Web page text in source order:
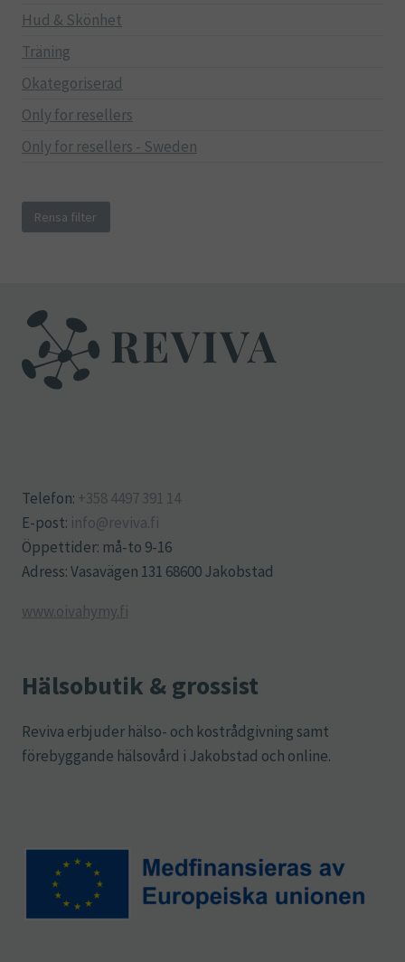
Hud & Skönhet
Träning
Okategoriserad
Only for resellers
Only for resellers - Sweden
Rensa filter
Telefon: +358 4497 391 14
E-post: info@reviva.fi
Öppettider: må-to 9-16
Adress: Vasavägen 131 68600 Jakobstad
www.oivahymy.fi
Hälsobutik & grossist
Reviva erbjuder hälso- och kostrådgivning samt
förebyggande hälsovård i Jakobstad och online.